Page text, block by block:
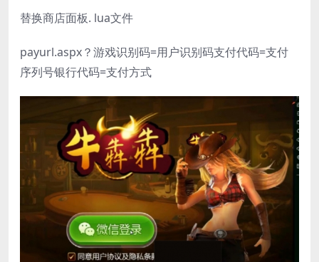
替换商店面板. lua文件
payurl.aspx？游戏识别码=用户识别码支付代码=支付
序列号银行代码=支付方式